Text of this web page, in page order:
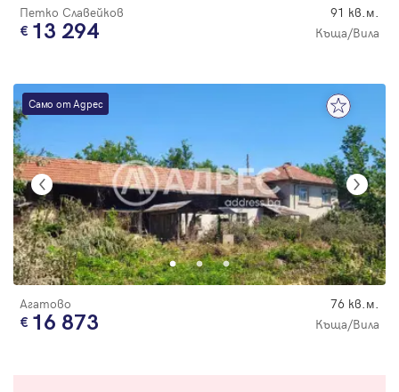
Петко Славейков 91 кв.м.
13 294 Къща/Вила
Само от Адрес
Агатово 76 кв.м.
16 873 Къща/Вила